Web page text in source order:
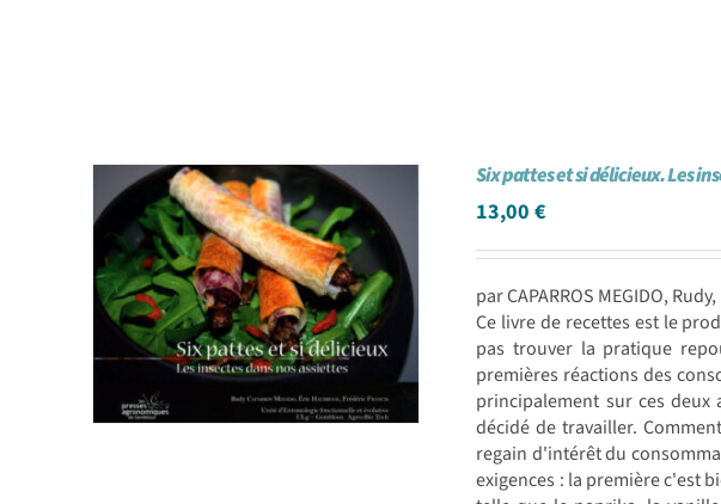
Six pattes et si délicieux. Les
13,00€
par CAPARROS MEGIDO,
Ce livre de recettes est le
pas trouver la pratique
premières réactions des
principalement sur ces deux
décidé de travailler.
regain d'intérêt du
exigences : la première c'est